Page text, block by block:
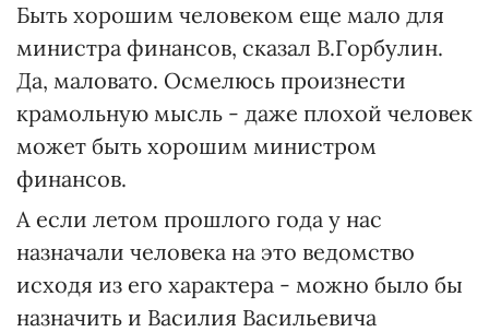
Быть хорошим человеком еще мало для
министра финансов, сказал В.Горбулин.
Да, маловато. Осмелюсь произнести
крамольную мысль - даже плохой человек
может быть хорошим министром
финансов.
А если летом прошлого года у нас
назначали человека на это ведомство
исходя из его характера - можно было бы
назначить и Василия Васильевича